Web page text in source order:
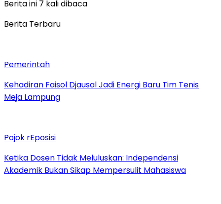
Berita ini 7 kali dibaca
Berita Terbaru
Pemerintah
Kehadiran Faisol Djausal Jadi Energi Baru Tim Tenis
Meja Lampung
Pojok rEposisi
Ketika Dosen Tidak Meluluskan: Independensi
Akademik Bukan Sikap Mempersulit Mahasiswa